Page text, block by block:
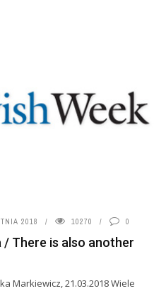
2018 10270 0
/ There is also another
Markiewicz, 21.03.2018 Wiele